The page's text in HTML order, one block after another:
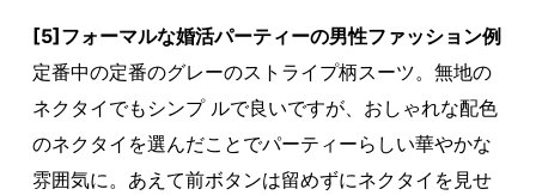
[5]フォーマルな婚活パーティーの男性ファッション例
定番中の定番のグレーのストライプ柄スーツ。無地の
ネクタイでもシンプ ルで良いですが、おしゃれな配色
のネクタイを選んだことでパーティーらしい華やかな
雰囲気に。あえて前ボタンは留めずにネクタイを見せ